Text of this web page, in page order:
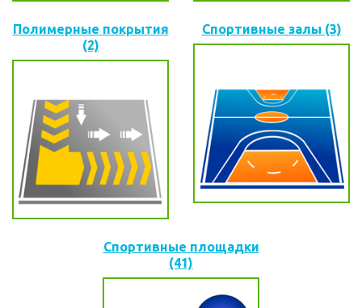
Полимерные покрытия
(2)
Спортивные залы (3)
Спортивные площадки
(41)